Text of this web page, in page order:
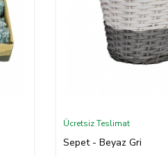
Ücretsiz Teslimat
Sepet - Beyaz Gri